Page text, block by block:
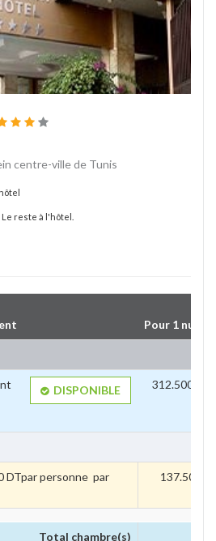
centre-ville de Tunis
reste à l'hôtel.
Pour 1 nuit(s)
DISPONIBLE 312.500DT
DTpar personne par
137.500
Total chambre(s)